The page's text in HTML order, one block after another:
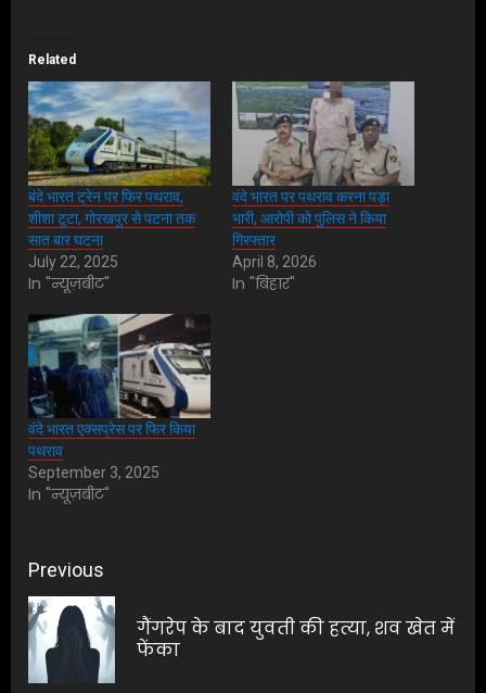
Related
बंदे भारत ट्रेन पर फिर पथराव,
शीशा टूटा, गोरखपुर से पटना तक
सात बार घटना
July 22, 2025
In "न्यूज़बीट"
वंदे भारत पर पथराव करना पड़ा
भारी, आरोपी को पुलिस ने किया
गिरफ्तार
April 8, 2026
In "बिहार"
वंदे भारत एक्सप्रेस पर फिर किया
पथराव
September 3, 2025
In "न्यूज़बीट"
Post
navigation
Previous
गैंगरेप के बाद युवती की हत्या, शव खेत में
फेंका